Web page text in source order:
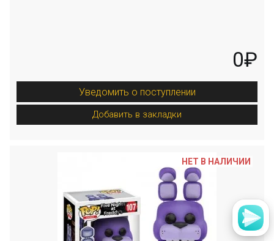
0₽
Уведомить о поступлении
Добавить в закладки
НЕТ В НАЛИЧИИ